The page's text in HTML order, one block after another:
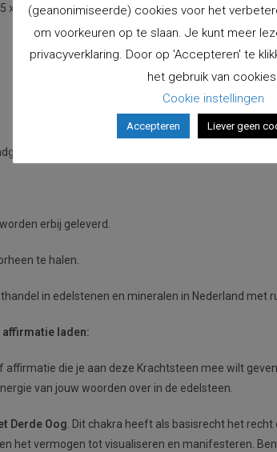
x 1,5 cm.
door mij, Carine. Niet perfect, wel uniek en
erbij geleverd.
te halen.
in edelstenen en mineralen in Nederland met
affirmatie laden:
affirmatie die je aan deze Krachtsteen mee wilt
van jouw woorden over in de edelsteen.
Derde Oog . Dit chakra heeft als basisrecht het
het vermogen tot visualiseren en manifesteren.
(geanonimiseerde) cookies voor het
om voorkeuren op te slaan. Je kunt meer
privacyverklaring. Door op 'Accepteren' te
het gebruik van cookies.
Cookie instellingen
Accepteren Liever geen